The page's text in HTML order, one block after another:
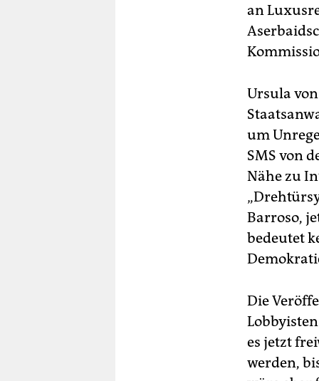
an
Ursula
um
SMS von
Nähe zu
Barroso,
bedeutet
Die
es jetzt
werden,